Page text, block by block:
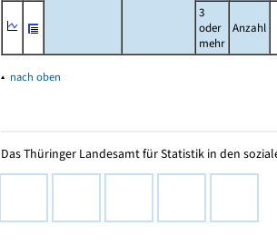
3
oder
mehr
Anzahl
▴ nach oben
Das Thüringer Landesamt für Statistik in den